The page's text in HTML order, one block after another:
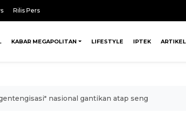
Rilis Pers
KABAR MEGAPOLITAN LIFESTYLE IPTEK ARTIKEL
nasional gantikan atap seng